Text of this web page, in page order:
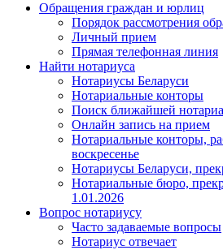
Обращения граждан и юрлиц
Порядок рассмотрения
Личный прием
Прямая телефонная линия
Найти нотариуса
Нотариусы Беларуси
Нотариальные конторы
Поиск ближайшей
Онлайн запись на прием
Нотариальные конторы,
воскресенье
Нотариусы Беларуси,
Нотариальные бюро,
1.01.2026
Вопрос нотариусу
Часто задаваемые вопросы
Нотариус отвечает